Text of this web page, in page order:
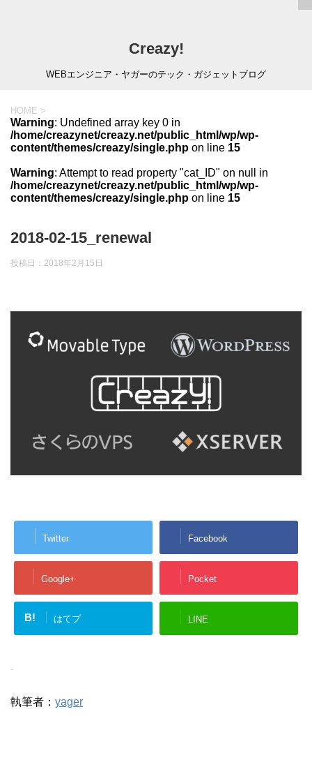
Creazy!
WEBエンジニア・ヤガーのテック・ガジェットブログ
HOME >
Warning: Undefined array key 0 in
/home/creazynet/creazy.net/public_html/wp/wp-
content/themes/creazy/single.php on line 15
Warning: Attempt to read property "cat_ID" on null in
/home/creazynet/creazy.net/public_html/wp/wp-
content/themes/creazy/single.php on line 15
2018-02-15_renewal
投稿日： 2018年2月15日
Twitter Facebook
Google+ Pocket
B! はてブ LINE
-
執筆者： yager